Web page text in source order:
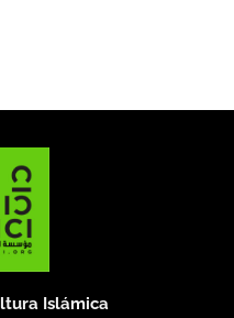
Islámica